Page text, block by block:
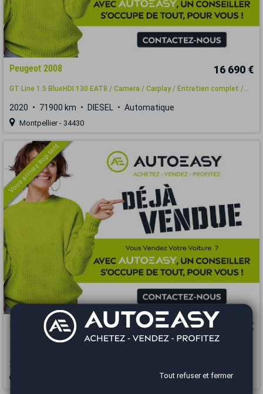
Peugeot 2008 16 690 €
GT Line 1.5 BlueHDI 130 EAT8 / Camera / Carplay / Entretien complet /...
2020 71900 km DIESEL Automatique
Montpellier - 34430
Vous arrivez trop tard
Peugeot 2008 12 990 €
1.5 HDI 110 ALLURE / ENTRETIEN A JOUR
2021
Tout refuser et fermer